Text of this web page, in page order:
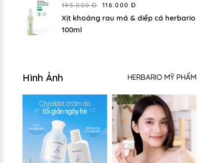
195.000 Đ 116.000 Đ
Xịt khoáng rau má & diếp cá herbario
100ml
Hình Ảnh HERBARIO MỸ PHẨM